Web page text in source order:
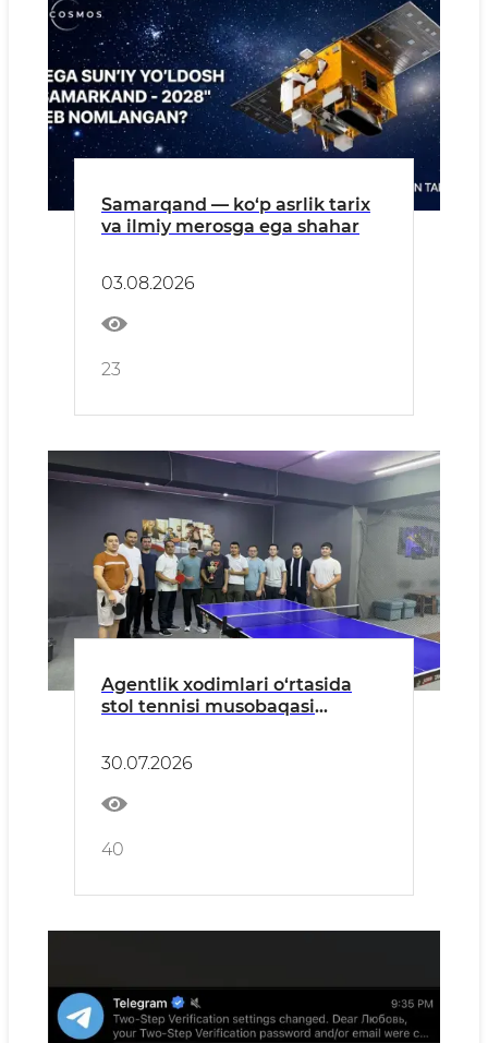
Samarqand — ko‘p asrlik tarix
va ilmiy merosga ega shahar
03.08.2026
23
Agentlik xodimlari o‘rtasida
stol tennisi musobaqasi
30.07.2026
40